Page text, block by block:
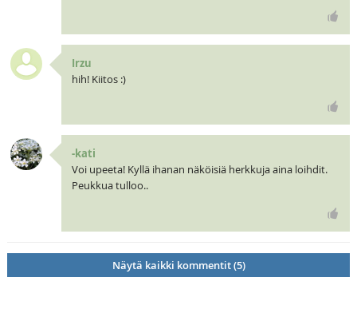
Irzu
hih! Kiitos :)
-kati
Voi upeeta! Kyllä ihanan näköisiä herkkuja aina loihdit.
Peukkua tulloo..
Näytä kaikki kommentit (5)